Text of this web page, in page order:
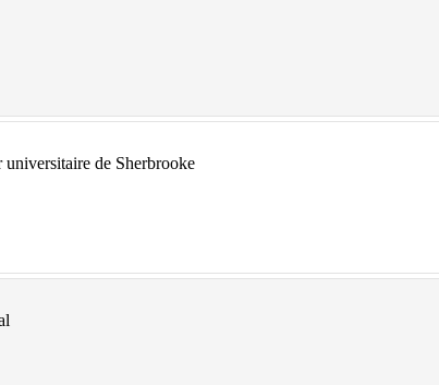
de Sherbrooke